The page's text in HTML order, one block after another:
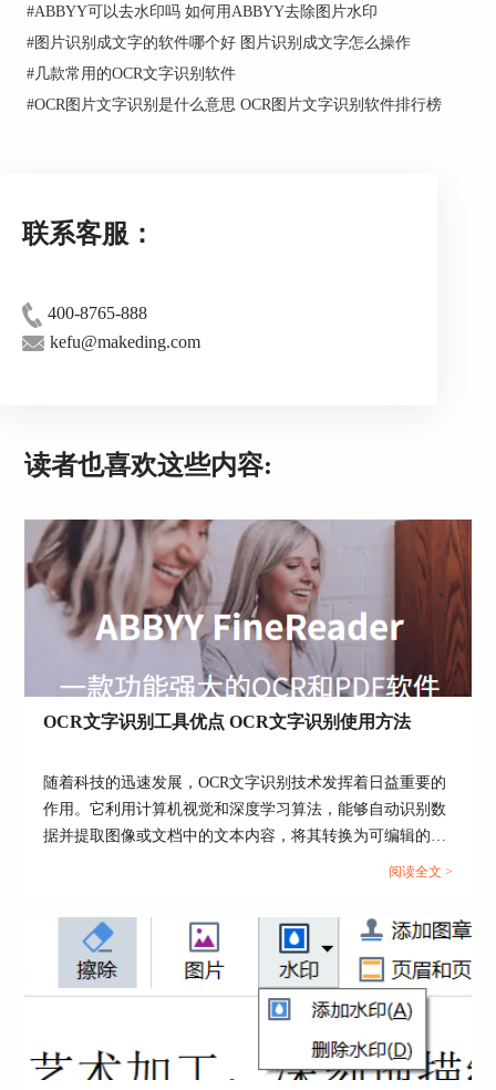
步骤三：选择所需的PDF文档导出模式，导出
结果。
理的是复杂的多页文档，应考虑原始图像的特征并
进行正确设置，这样才能大大提高识别结果的质
更多关于ABBYY FineReader的使用问题，请
点击访问ABBYY中文网站
#ABBYY可以去水印吗 如何用ABBYY去除图片水印
#图片识别成文字的软件哪个好 图片识别成文字怎么操作
#几款常用的OCR文字识别软件
#OCR图片文字识别是什么意思 OCR图片文字识别软件排行榜
联系客服：
400-8765-888
kefu@makeding.com
读者也喜欢这些内容:
OCR文字识别工具优点 OCR文字识别使用方法
随着科技的迅速发展，OCR文字识别技术发挥着日益重要的
作用。它利用计算机视觉和深度学习算法，能够自动识别数
据并提取图像或文档中的文本内容，将其转换为可编辑的文
档，接下来就来带大家了解一下OCR文字识别工具优点，
阅读全文 >